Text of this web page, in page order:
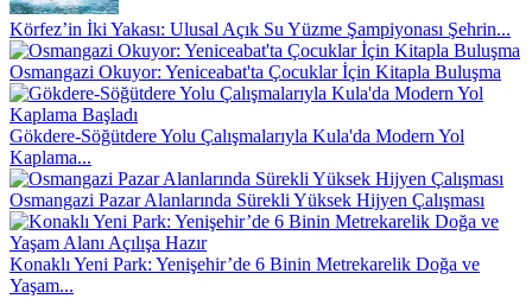
Körfez’in İki Yakası: Ulusal Açık Su Yüzme Şampiyonası Şehrin...
Osmangazi Okuyor: Yeniceabat'ta Çocuklar İçin Kitapla Buluşma
Gökdere-Söğütdere Yolu Çalışmalarıyla Kula'da Modern Yol
Kaplama...
Osmangazi Pazar Alanlarında Sürekli Yüksek Hijyen Çalışması
Konaklı Yeni Park: Yenişehir’de 6 Binin Metrekarelik Doğa ve
Yaşam...